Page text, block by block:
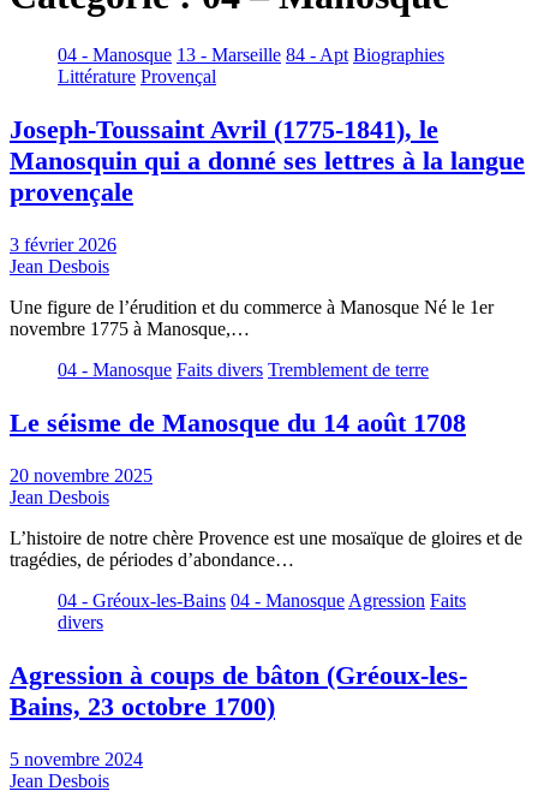
04 - Manosque 13 - Marseille 84 - Apt Biographies
Littérature Provençal
Joseph-Toussaint Avril (1775-1841), le
Manosquin qui a donné ses lettres à la langue
provençale
3 février 2026
Jean Desbois
Une figure de l’érudition et du commerce à Manosque Né le 1er
novembre 1775 à Manosque,…
04 - Manosque Faits divers Tremblement de terre
Le séisme de Manosque du 14 août 1708
20 novembre 2025
Jean Desbois
L’histoire de notre chère Provence est une mosaïque de gloires et de
tragédies, de périodes d’abondance…
04 - Gréoux-les-Bains 04 - Manosque Agression Faits
divers
Agression à coups de bâton (Gréoux-les-
Bains, 23 octobre 1700)
5 novembre 2024
Jean Desbois